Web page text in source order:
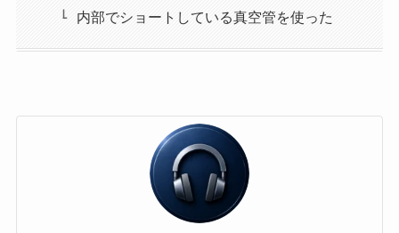
内部でショートしている真空管を使った